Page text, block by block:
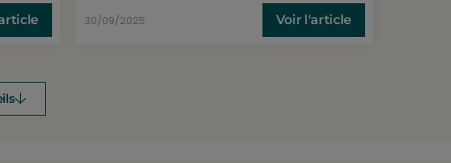
30/09/2025 Voir l'article